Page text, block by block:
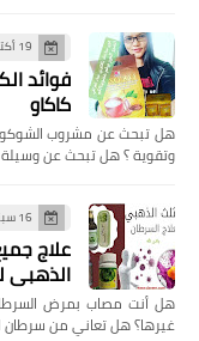
19 أكتوبر 2022
فوائد
كاكاو
هل تبحث عن مشروب
وتقوية ؟ هل تبحث عن
16 سبتمبر 2022
الذهبي
هل ‏أنت مصاب بمرض
غيرها؟ ‏هل تعاني من سرطان